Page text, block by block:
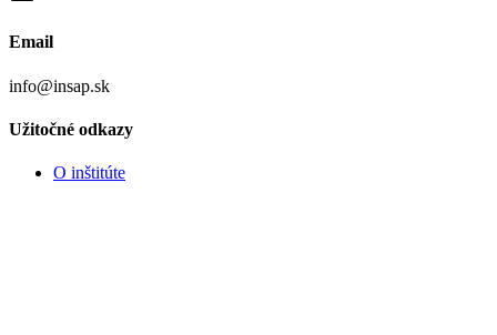
Email
info@insap.sk
Užitočné odkazy
O inštitúte